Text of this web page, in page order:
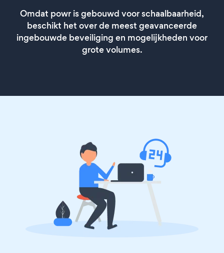
Omdat powr is gebouwd voor schaalbaarheid,
beschikt het over de meest geavanceerde
ingebouwde beveiliging en mogelijkheden voor
grote volumes.